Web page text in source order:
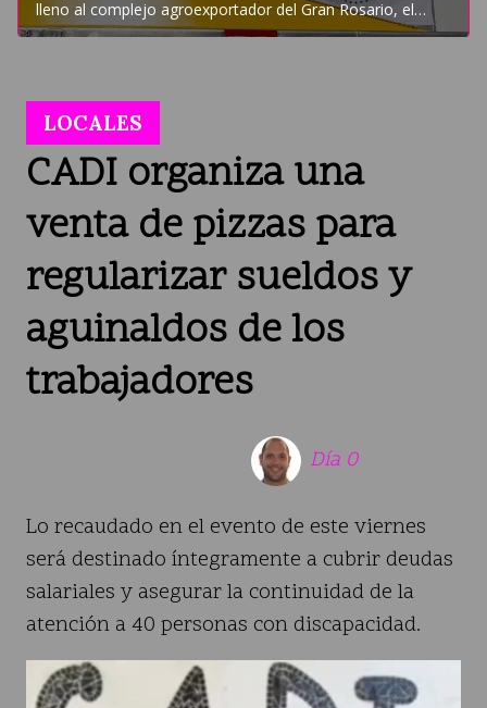
CADI organiza una
venta de pizzas para
regularizar sueldos y
aguinaldos de los
trabajadores
Lo recaudado en el evento de este viernes
será destinado íntegramente a cubrir deudas
salariales y asegurar la continuidad de la
atención a 40 personas con discapacidad.
LOCALES
Día 0